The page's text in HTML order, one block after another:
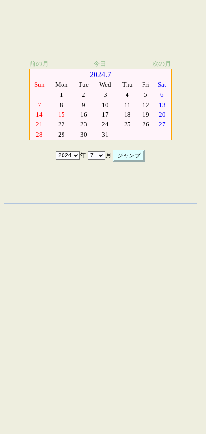
前の月 今日 次の月
2024.7
Sun Mon Tue Wed Thu Fri
Sat
1
2 3 4 5
6
7
8 9 10 11 12
13
14
15 16 17 18 19
20
21
22 23 24 25 26
27
28
29 30 31
年 月